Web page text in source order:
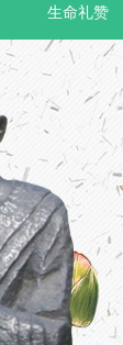
生命礼赞